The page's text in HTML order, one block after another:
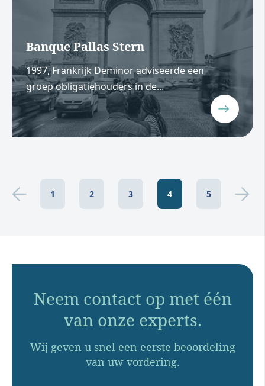
Banque Pallas Stern
1997, Frankrijk Deminor adviseerde een
groep obligatiehouders in de...
1 2 3 4 5
Neem contact op met één
van onze experts.
Wij geven u snel een eerste beoordeling
van uw vordering.